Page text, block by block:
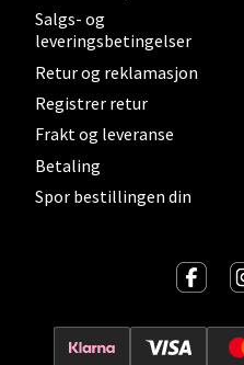
Salgs- og
leveringsbetingelser
Retur og reklamasjon
Registrer retur
Frakt og leveranse
Betaling
Spor bestillingen din
Steinkjer - Thon